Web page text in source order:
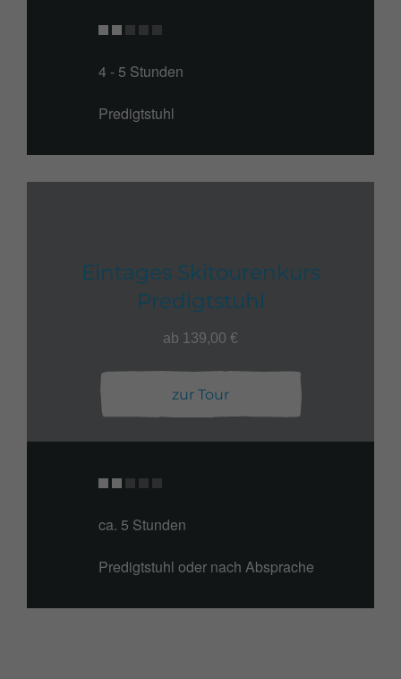
4 - 5 Stunden
Predigtstuhl
Eintages Skitourenkurs
Predigtstuhl
ab 139,00 €
zur Tour
ca. 5 Stunden
Predigtstuhl oder nach Absprache